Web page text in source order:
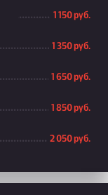
1 150 руб.
1 350 руб.
1 650 руб.
1 850 руб.
2 050 руб.